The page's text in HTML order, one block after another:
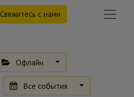
Свяжитесь с нами
Офлайн
Все события